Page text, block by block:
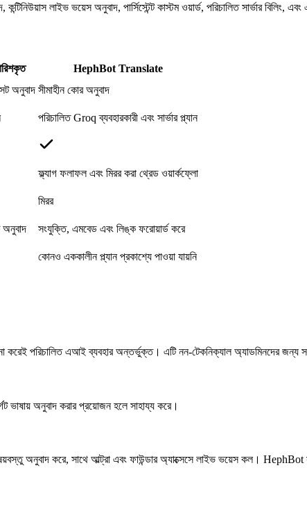
কন্টিনিউয়াস লাইভ ভয়েস অনুবাদ, পার্সিস্টেন্ট কাস্টম ওয়ার্ড, পরিচালিত সার্ভার
HephBot Translate
অনুবাদ সীমাহীন কোর অনুবাদ
পরিচালিত Groq ব্যবহারকারী এবং সার্ভার প্ল্যান
ফ্ল্যাগ ফলাফল এবং মিরর করা থ্রেড ওয়ার্কফ্লো
মিরর
অনুবাদ
সংযুক্তি, এমবেড এবং লিঙ্ক ফরোয়ার্ড করে
কোনও এককালীন প্ল্যান প্রকাশ্যে পাওয়া যায়নি
করেই পরিচালিত এআই ব্যবহার অন্তর্ভুক্ত। এটি নন-টেকনিক্যাল অ্যাডমিনদের জন্য
ভাষায় অনুবাদ করার প্রয়োজন হলে সাহায্য করে।
অনুবাদ করে, সাথে আল্ট্রা এবং ফাউন্ডার অ্যাক্সেসে লাইভ ভয়েস কল। HephBot